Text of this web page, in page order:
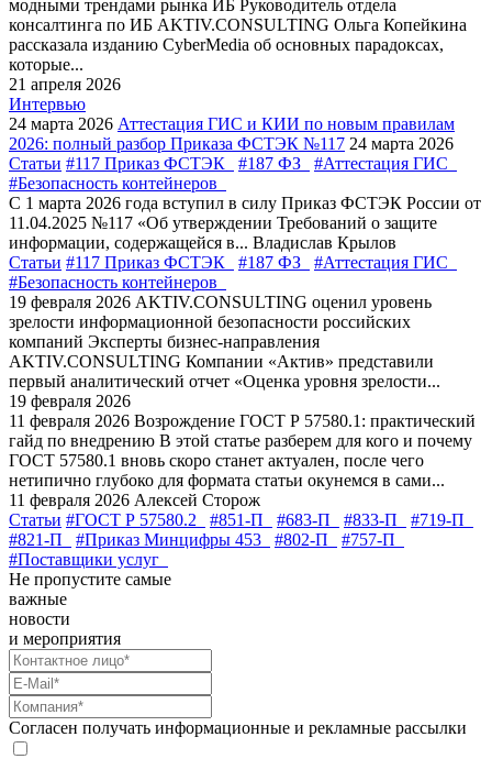
модными трендами рынка ИБ Руководитель отдела
консалтинга по ИБ AKTIV.CONSULTING Ольга Копейкина
рассказала изданию CyberMedia об основных парадоксах,
которые...
21 апреля 2026
Интервью
24 марта 2026 Аттестация ГИС и КИИ по новым правилам
2026: полный разбор Приказа ФСТЭК №117 24 марта 2026
Статьи #117 Приказ ФСТЭК #187 ФЗ
#Аттестация ГИС
#Безопасность контейнеров
С 1 марта 2026 года вступил в силу Приказ ФСТЭК России от
11.04.2025 №117 «Об утверждении Требований о защите
информации, содержащейся в... Владислав Крылов
Статьи #117 Приказ ФСТЭК #187 ФЗ
#Аттестация ГИС
#Безопасность контейнеров
19 февраля 2026 AKTIV.CONSULTING оценил уровень
зрелости информационной безопасности российских
компаний Эксперты бизнес-направления
AKTIV.CONSULTING Компании «Актив» представили
первый аналитический отчет «Оценка уровня зрелости...
19 февраля 2026
11 февраля 2026 Возрождение ГОСТ Р 57580.1: практический
гайд по внедрению В этой статье разберем для кого и почему
ГОСТ 57580.1 вновь скоро станет актуален, после чего
нетипично глубоко для формата статьи окунемся в сами...
11 февраля 2026 Алексей Сторож
Статьи #ГОСТ Р 57580.2 #851-П #683-П #833-П
#719-П
#821-П
#Приказ Минцифры 453 #802-П
#757-П
#Поставщики услуг
Не пропустите самые
важные
новости
и мероприятия
Согласен получать информационные и рекламные рассылки